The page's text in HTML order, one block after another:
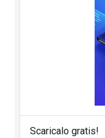
Scaricalo gratis!